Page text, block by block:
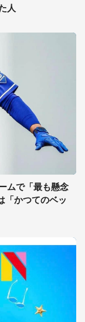
人
ムで「最も懸念
「かつてのベッ